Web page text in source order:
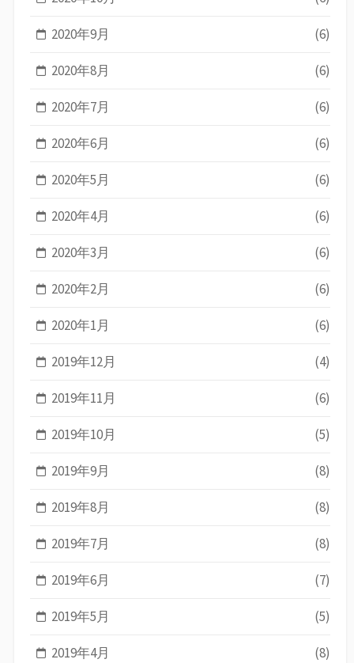
2020年9月 (6)
2020年8月 (6)
2020年7月 (6)
2020年6月 (6)
2020年5月 (6)
2020年4月 (6)
2020年3月 (6)
2020年2月 (6)
2020年1月 (6)
2019年12月 (4)
2019年11月 (6)
2019年10月 (5)
2019年9月 (8)
2019年8月 (8)
2019年7月 (8)
2019年6月 (7)
2019年5月 (5)
2019年4月 (8)